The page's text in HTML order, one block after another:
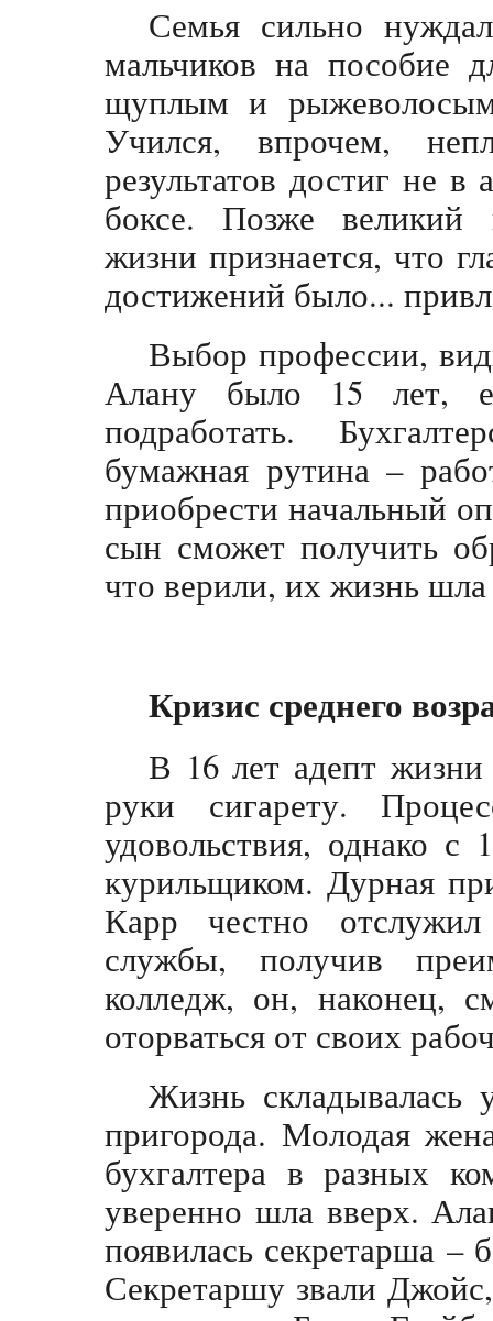
Семья сильно
мальчиков на пособие
щуплым и
Учился, впрочем,
результатов достиг не
боксе. Позже великий
жизни признается, что
достижений было...
Выбор профессии,
Алану было 15 лет,
подработать.
бумажная рутина –
приобрести начальный
сын сможет получить
что верили, их жизнь
Кризис среднего
В 16 лет адепт жизни
руки сигарету.
удовольствия, однако с
курильщиком. Дурная
Карр честно
службы, получив
колледж, он, наконец,
оторваться от своих
Жизнь складывалась
пригорода. Молодая
бухгалтера в разных
уверенно шла вверх.
появилась секретарша –
Секретаршу звали